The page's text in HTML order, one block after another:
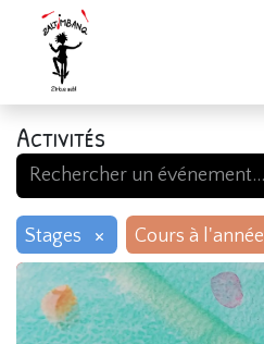
Activités
Stages × Cours à l'année